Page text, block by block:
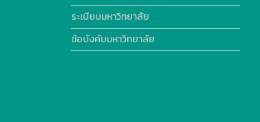
ระเบียบมหาวิทยาลัย
ข้อบังคับมหาวิทยาลัย